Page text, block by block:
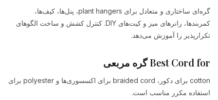
گره‌ای ساختاری و متعادل برای plant hangers، پنل‌ها، کیف‌ها،
کمربندها، رانرهای میز و کیت‌های DIY. کنترل کشش و ساخت الگوهای
تکرارپذیر را آموزش می‌دهد.
Best Cord for گره مربعی
cotton برای دکور، braided cord برای اکسسوری‌ها و polyester برای
استفاده مکرر مناسب است.